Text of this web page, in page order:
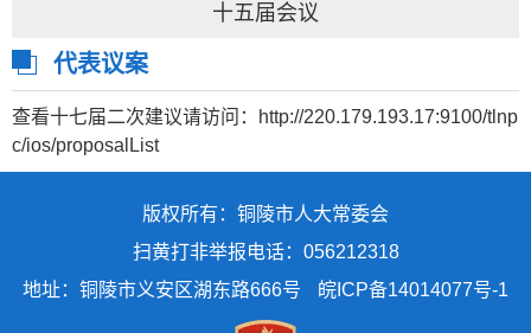
十五届会议
代表议案
查看十七届二次建议请访问：
http://220.179.193.17:9100/tlnp
c/ios/proposalList
版权所有：铜陵市人大常委会
扫黄打非举报电话：056212318
地址：铜陵市义安区湖东路666号
皖ICP备14014077号-1